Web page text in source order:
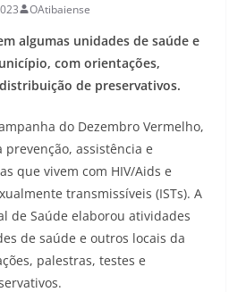
OAtibaiense
algumas unidades de saúde e
com orientações,
de preservativos.
do Dezembro Vermelho,
prevenção, assistência e
que vivem com HIV/Aids e
transmissíveis (ISTs). A
de Saúde elaborou atividades
de saúde e outros locais da
palestras, testes e